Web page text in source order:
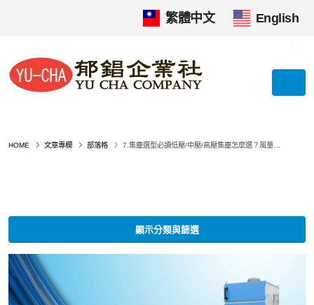
繁體中文 English
HOME 文章專欄 部落格 7.集塵選型必讀低壓/中壓/高壓集塵怎麼選？風量與靜壓差異、應用場景與選購要點完整指南，三種系統的工程差異與優缺點（2026 最新）
顯示分類與篩選